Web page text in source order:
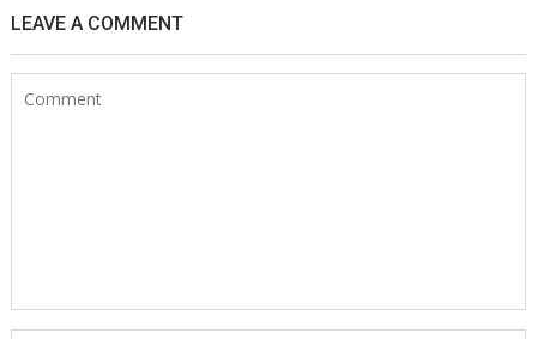
LEAVE A COMMENT